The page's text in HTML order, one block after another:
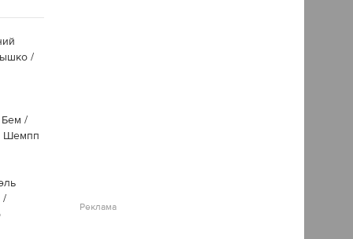
/
/
Шемпп
/
Реклама